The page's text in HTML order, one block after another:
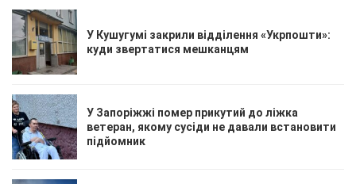
У Кушугумі закрили відділення «Укрпошти»:
куди звертатися мешканцям
У Запоріжжі помер прикутий до ліжка
ветеран, якому сусіди не давали встановити
підйомник